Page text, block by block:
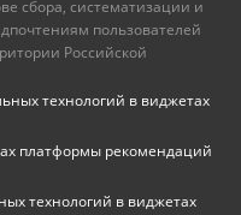
сбора, систематизации и
пользователей
Российской
технологий в виджетах
платформы рекомендаций
технологий в виджетах